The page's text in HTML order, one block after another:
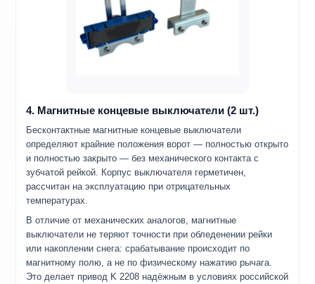
4. Магнитные концевые выключатели (2 шт.)
Бесконтактные магнитные концевые выключатели
определяют крайние положения ворот — полностью открыто
и полностью закрыто — без механического контакта с
зубчатой рейкой. Корпус выключателя герметичен,
рассчитан на эксплуатацию при отрицательных
температурах.
В отличие от механических аналогов, магнитные
выключатели не теряют точности при обледенении рейки
или накоплении снега: срабатывание происходит по
магнитному полю, а не по физическому нажатию рычага.
Это делает привод K 2208 надёжным в условиях российской